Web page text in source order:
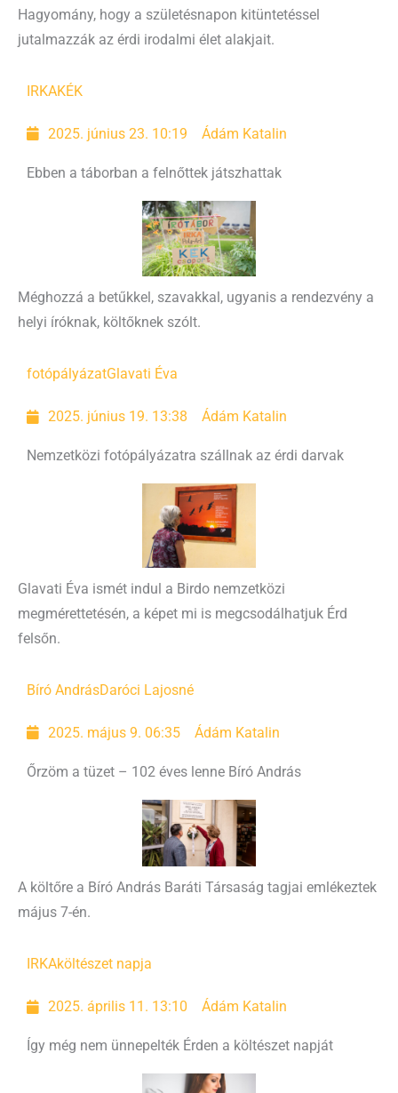
Hagyomány, hogy a születésnapon kitüntetéssel
jutalmazzák az érdi irodalmi élet alakjait.
IRKAKÉK
2025. június 23. 10:19 Ádám Katalin
Ebben a táborban a felnőttek játszhattak
Méghozzá a betűkkel, szavakkal, ugyanis a rendezvény a
helyi íróknak, költőknek szólt.
fotópályázatGlavati Éva
2025. június 19. 13:38 Ádám Katalin
Nemzetközi fotópályázatra szállnak az érdi darvak
Glavati Éva ismét indul a Birdo nemzetközi
megmérettetésén, a képet mi is megcsodálhatjuk Érd
felsőn.
Bíró AndrásDaróci Lajosné
2025. május 9. 06:35 Ádám Katalin
Őrzöm a tüzet – 102 éves lenne Bíró András
A költőre a Bíró András Baráti Társaság tagjai emlékeztek
május 7-én.
IRKAköltészet napja
2025. április 11. 13:10 Ádám Katalin
Így még nem ünnepelték Érden a költészet napját